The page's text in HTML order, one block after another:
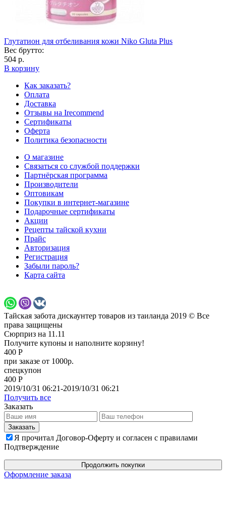
Глутатион для отбеливания кожи Niko Gluta Plus
Вес брутто:
504 р.
В корзину
Как заказать?
Оплата
Доставка
Отзывы на Irecommend
Сертификаты
Оферта
Политика безопасности
О магазине
Связаться со службой поддержки
Партнёрская программа
Производители
Оптовикам
Покупки в интернет-магазине
Подарочные сертификаты
Акции
Рецепты тайской кухни
Прайс
Авторизация
Регистрация
Забыли пароль?
Карта сайта
Тайская забота дискаунтер товаров из таиланда 2019 © Все
права защищены
Сюрприз на 11.11
Получите купоны и наполните корзину!
400 Р
при заказе от 1000р.
спецкупон
400 Р
2019/10/31 06:21-2019/10/31 06:21
Получить все
Заказать
Я прочитал Договор-Оферту и согласен с правилами
Подтверждение
Продолжить покупки
Оформление заказа